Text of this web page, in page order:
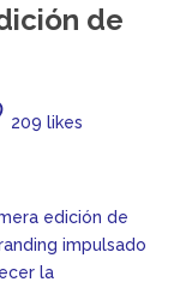
de
209 likes
edición de
impulsado
la